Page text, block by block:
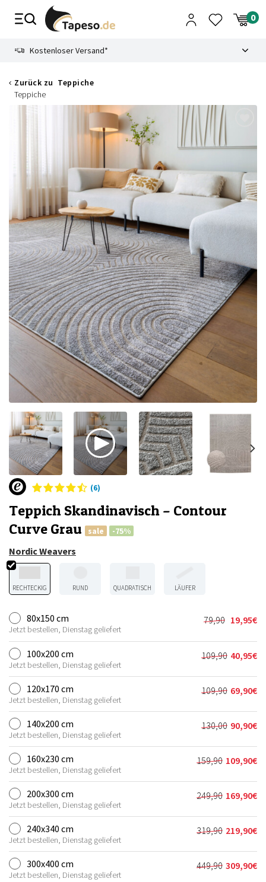
Zusammenbruch
Kostenloser Versand*
Zurück zu Teppiche
Teppiche
(6)
Teppich Skandinavisch – Contour
Curve Grau
sale -75%
Nordic Weavers
RECHTECKIG RUND QUADRATISCH LÄUFER
80x150 cm
Jetzt bestellen, Dienstag geliefert
79,90
Preis
war:
79,90€
19,95€
Aktueller
Preis
ist:
19,95€.
100x200 cm
Jetzt bestellen, Dienstag geliefert
109,90
Preis
war:
109,90€
40,95€
Aktueller
Preis
ist:
40,95€.
120x170 cm
Jetzt bestellen, Dienstag geliefert
109,90
Preis
war:
109,90€
69,90€
Aktueller
Preis
ist:
69,90€.
140x200 cm
Jetzt bestellen, Dienstag geliefert
130,00
Preis
war:
130,00€
90,90€
Aktueller
Preis
ist:
90,90€.
160x230 cm
Jetzt bestellen, Dienstag geliefert
159,90
Preis
war:
159,90€
109,90€
Aktueller
Preis
ist:
109,90€.
200x300 cm
Jetzt bestellen, Dienstag geliefert
249,90
Preis
war:
249,90€
169,90€
Aktueller
Preis
ist:
169,90€.
240x340 cm
Jetzt bestellen, Dienstag geliefert
319,90
Preis
war:
319,90€
219,90€
Aktueller
Preis
ist:
219,90€.
300x400 cm
Jetzt bestellen, Dienstag geliefert
449,90 309,90€
Aktueller